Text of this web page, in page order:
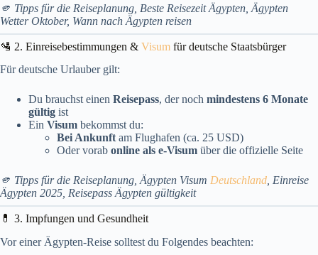
🫵 Tipps für die Reiseplanung, Beste Reisezeit Ägypten, Ägypten
Wetter Oktober, Wann nach Ägypten reisen
🛂 2. Einreisebestimmungen & Visum für deutsche Staatsbürger
Für deutsche Urlauber gilt:
Du brauchst einen Reisepass, der noch mindestens 6 Monate
gültig ist
Ein Visum bekommst du:
Bei Ankunft am Flughafen (ca. 25 USD)
Oder vorab online als e-Visum über die offizielle Seite
🫵 Tipps für die Reiseplanung, Ägypten Visum Deutschland , Einreise
Ägypten 2025, Reisepass Ägypten gültigkeit
💊 3. Impfungen und Gesundheit
Vor einer Ägypten-Reise solltest du Folgendes beachten: